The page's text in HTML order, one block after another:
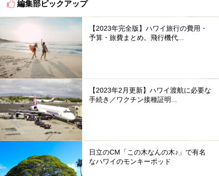
編集部ピックアップ
【2023年完全版】ハワイ旅行の費用・
予算・旅費まとめ。飛行機代...
【2023年2月更新】ハワイ渡航に必要な
手続き／ワクチン接種証明...
日立のCM「この木なんの木♪」で有名
なハワイのモンキーポッド